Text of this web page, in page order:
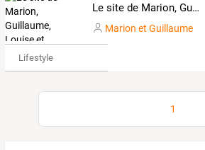
Le site de Marion, Guillaume, Louise et Mathilde
Marion et Guillaume
Lifestyle
1